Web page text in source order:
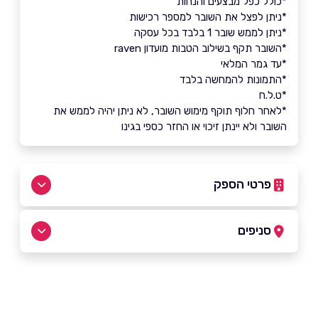
*ניתן לפצל את השובר למספר רכישות
*ניתן לממש שובר 1 בלבד בכל עסקה
*השובר תקף בשילוב הטבות מועדון raven
*עד גמר המלאי
*התמונות להמחשה בלבד
*ט.ל.ח
*לאחר חלוף תוקף מימוש השובר, לא ניתן יהיה לממש את
השובר ולא יינתן זיכוי או החזר כספי בגינו
פרטי הספק
באתר בפייסבוק באינסטגרם ביוטיוב
סניפים